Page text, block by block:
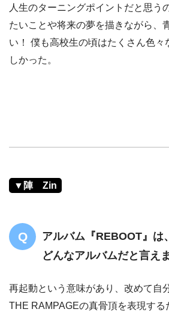
人生のターニングポイントだと思う
たいことや将来の夢を描きながら、
い！ 僕も高校生の頃はたくさん色
しかった。
▼陣 Zin
アルバム『REBOOT』は
どんなアルバムだと言え
再起動という意味があり、改めて自
THE RAMPAGEの真骨頂を表現する